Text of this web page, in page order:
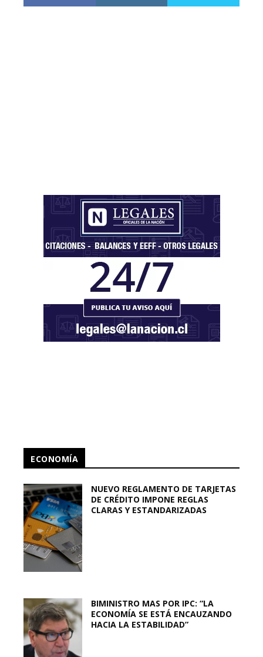
ECONOMÍA
NUEVO REGLAMENTO DE TARJETAS
DE CRÉDITO IMPONE REGLAS
CLARAS Y ESTANDARIZADAS
BIMINISTRO MAS POR IPC: “LA
ECONOMÍA SE ESTÁ ENCAUZANDO
HACIA LA ESTABILIDAD”